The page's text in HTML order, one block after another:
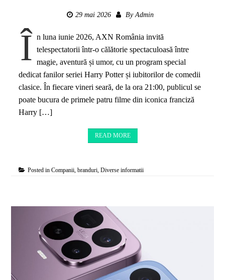
29 mai 2026 ByAdmin
Î n luna iunie 2026, AXN România invită
telespectatorii într-o călătorie spectaculoasă între
magie, aventură și umor, cu un program special
dedicat fanilor seriei Harry Potter și iubitorilor de comedii
clasice. În fiecare vineri seară, de la ora 21:00, publicul se
poate bucura de primele patru filme din iconica franciză
Harry […]
READ MORE
Posted inCompanii, branduri,Diverse informatii